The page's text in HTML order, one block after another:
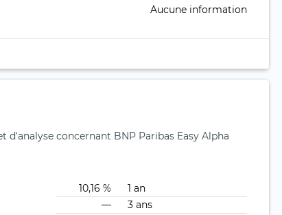
Aucune information
d'analyse concernant BNP Paribas Easy Alpha
10,16 %
1 an
—
3 ans